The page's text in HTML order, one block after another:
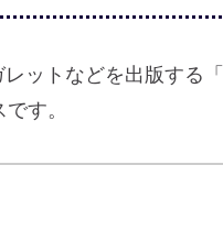
ットなどを出版する「
す。